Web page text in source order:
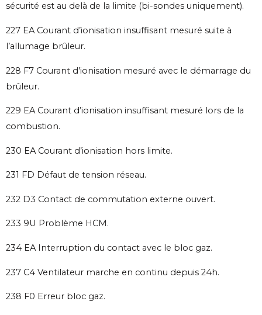
sécurité est au delà de la limite (bi-sondes uniquement).
227 EA Courant d’ionisation insuffisant mesuré suite à
l’allumage brûleur.
228 F7 Courant d’ionisation mesuré avec le démarrage du
brûleur.
229 EA Courant d’ionisation insuffisant mesuré lors de la
combustion.
230 EA Courant d’ionisation hors limite.
231 FD Défaut de tension réseau.
232 D3 Contact de commutation externe ouvert.
233 9U Problème HCM.
234 EA Interruption du contact avec le bloc gaz.
237 C4 Ventilateur marche en continu depuis 24h.
238 F0 Erreur bloc gaz.